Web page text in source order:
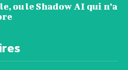
ou le Shadow AI qui n’a